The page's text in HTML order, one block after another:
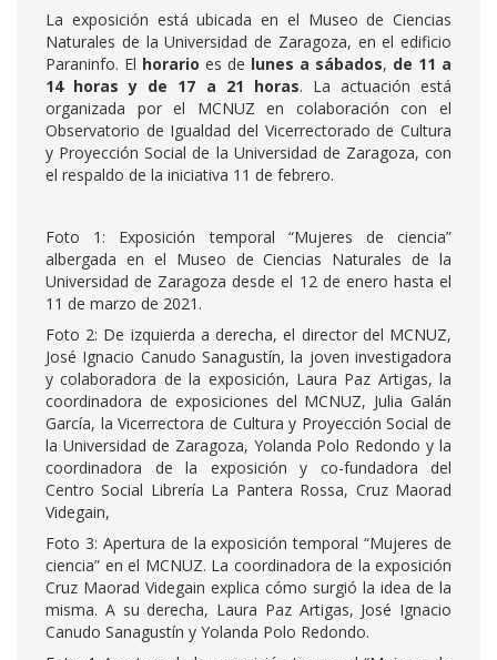
La exposición está ubicada en el Museo de Ciencias
Naturales de la Universidad de Zaragoza, en el edificio
Paraninfo. El horario es de lunes a sábados, de 11 a
14 horas y de 17 a 21 horas. La actuación está
organizada por el MCNUZ en colaboración con el
Observatorio de Igualdad del Vicerrectorado de Cultura
y Proyección Social de la Universidad de Zaragoza, con
el respaldo de la iniciativa 11 de febrero.
Foto 1: Exposición temporal “Mujeres de ciencia”
albergada en el Museo de Ciencias Naturales de la
Universidad de Zaragoza desde el 12 de enero hasta el
11 de marzo de 2021.
Foto 2: De izquierda a derecha, el director del MCNUZ,
José Ignacio Canudo Sanagustín, la joven investigadora
y colaboradora de la exposición, Laura Paz Artigas, la
coordinadora de exposiciones del MCNUZ, Julia Galán
García, la Vicerrectora de Cultura y Proyección Social de
la Universidad de Zaragoza, Yolanda Polo Redondo y la
coordinadora de la exposición y co-fundadora del
Centro Social Librería La Pantera Rossa, Cruz Maorad
Videgain,
Foto 3: Apertura de la exposición temporal “Mujeres de
ciencia” en el MCNUZ. La coordinadora de la exposición
Cruz Maorad Videgain explica cómo surgió la idea de la
misma. A su derecha, Laura Paz Artigas, José Ignacio
Canudo Sanagustín y Yolanda Polo Redondo.